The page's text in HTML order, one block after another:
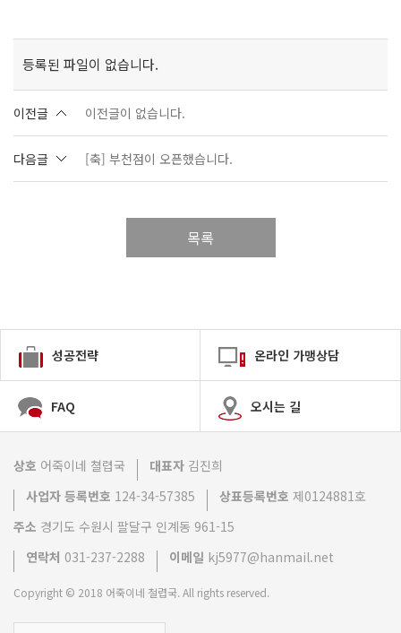
등록된 파일이 없습니다.
이전글 이전글이 없습니다.
다음글 [축] 부천점이 오픈했습니다.
목록
성공전략 온라인 가맹상담
FAQ 오시는 길
상호 어죽이네 쳘렵국 대표자 김진희
사업자 등록번호 124-34-57385 상표등록번호 제0124881호
주소 경기도 수원시 팔달구 인계동 961-15
연락처 031-237-2288 이메일 kj5977@hanmail.net
Copyright © 2018 어죽이네 철렵국. All rights reserved.